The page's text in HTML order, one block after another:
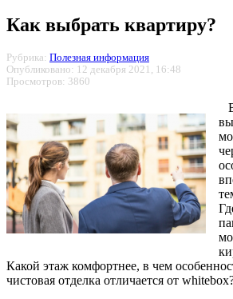
Как выбрать квартиру?
Рубрика: Полезная информация
Опубликовано: 12 декабря 2021, 16:48
Просмотров: 3860
Какой этаж комфортнее, в чем
чистовая отделка отличается от